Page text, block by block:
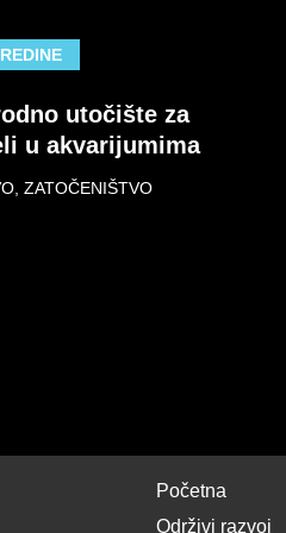
utočište za
u akvarijumima
ZATOČENIŠTVO
Početna
Održivi razvoj